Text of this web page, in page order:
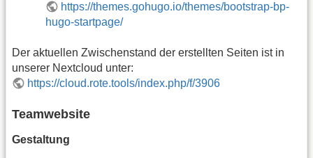
https://themes.gohugo.io/themes/bootstrap-bp-
hugo-startpage/
Der aktuellen Zwischenstand der erstellten Seiten ist in
unserer Nextcloud unter:
https://cloud.rote.tools/index.php/f/3906
Teamwebsite
Gestaltung